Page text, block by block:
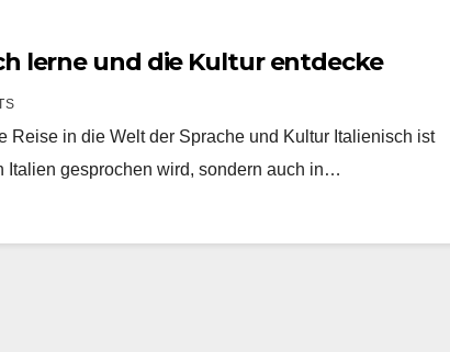
lerne und die Kultur entdecke
Reise in die Welt der Sprache und Kultur Italienisch ist
Italien gesprochen wird, sondern auch in…